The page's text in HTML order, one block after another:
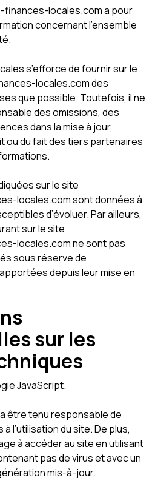
finances-locales.com a pour
concernant l’ensemble
s’efforce de fournir sur le
locales.com des
que possible. Toutefois, il ne
des omissions, des
dans la mise à jour,
ou du fait des tiers partenaires
sur le site
locales.com sont données à
d’évoluer. Par ailleurs,
sur le site
locales.com ne sont pas
sous réserve de
depuis leur mise en
sur les
JavaScript.
être tenu responsable de
l’utilisation du site. De plus,
à accéder au site en utilisant
pas de virus et avec un
mis-à-jour.